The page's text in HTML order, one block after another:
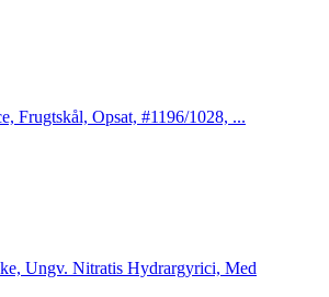
Frugtskål, Opsat, #1196/1028, ...
Ungv. Nitratis Hydrargyrici, Med